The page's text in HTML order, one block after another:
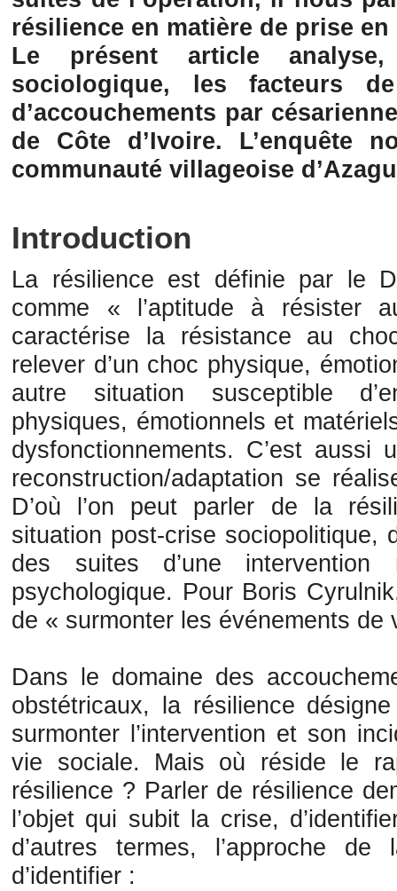
résilience en matière de prise
Le présent article
sociologique, les facteurs
d’accouchements par
de Côte d’Ivoire. L’enquête
communauté villageoise
Introduction
La résilience est définie par le
comme « l’aptitude à résister
caractérise la résistance au
relever d’un choc physique,
autre situation susceptible
physiques, émotionnels et
dysfonctionnements. C’est aussi
reconstruction/adaptation se
D’où l’on peut parler de la
situation post-crise sociopolitique,
des suites d’une intervention
psychologique. Pour Boris
de « surmonter les événements de
Dans le domaine des
obstétricaux, la résilience
surmonter l’intervention et son
vie sociale. Mais où réside le
résilience ? Parler de résilience
l’objet qui subit la crise,
d’autres termes, l’approche de
d’identifier :